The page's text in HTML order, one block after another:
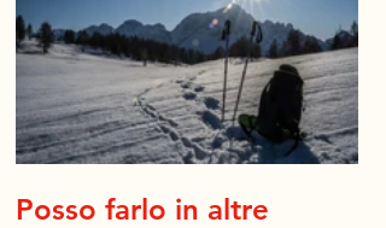
Posso farlo in altre